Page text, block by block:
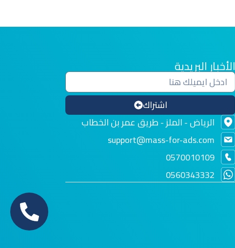
الأخبار البريدية
اشتراك
الرياض - الملز - طريق عمر بن الخطاب
support@mass-for-ads.com
0570010109
0560343332